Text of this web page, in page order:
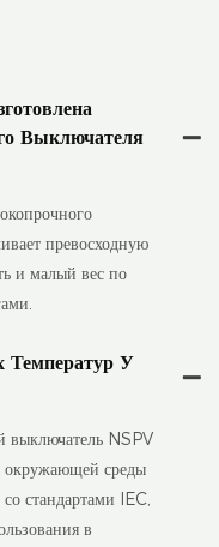
Выключателя
превосходную
и малый вес по
Температур У
выключатель NSPV
окружающей среды
стандартами IEC,
в